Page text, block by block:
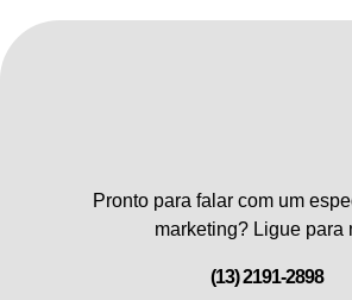
Pronto para falar com um
marketing? Ligue para
(13) 2191-2898